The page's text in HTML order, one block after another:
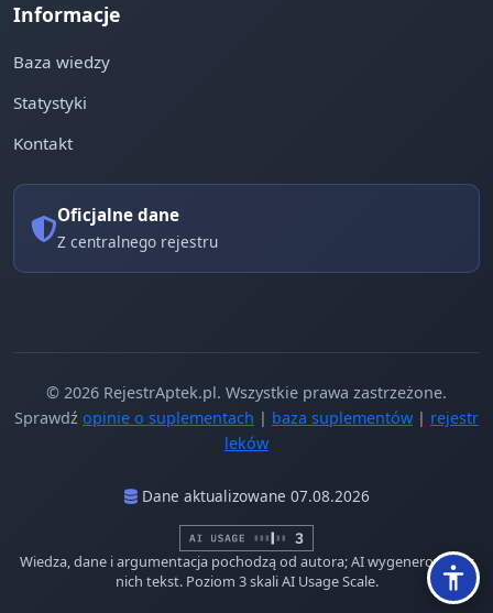
Informacje
Baza wiedzy
Statystyki
Kontakt
Oficjalne dane
Z centralnego rejestru
© 2026 RejestrAptek.pl. Wszystkie prawa zastrzeżone.
Sprawdź opinie o suplementach | baza suplementów | rejestr
leków
Dane aktualizowane 07.08.2026
Wiedza, dane i argumentacja pochodzą od autora; AI wygenerowało z
nich tekst. Poziom 3 skali AI Usage Scale.